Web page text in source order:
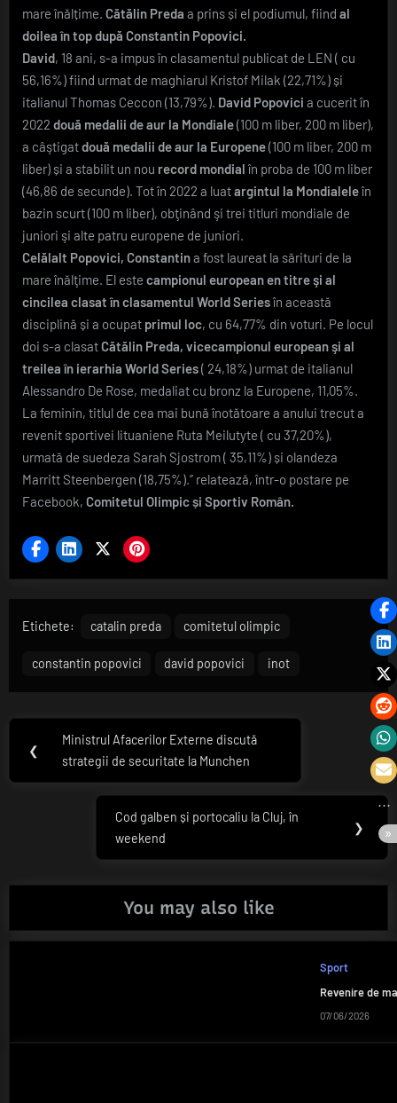
mare înălțime. Cătălin Preda a prins și el podiumul, fiind al
doilea în top după Constantin Popovici.
David, 18 ani, s-a impus în clasamentul publicat de LEN ( cu
56,16%) fiind urmat de maghiarul Kristof Milak (22,71%) și
italianul Thomas Ceccon (13,79%). David Popovici a cucerit în
2022 două medalii de aur la Mondiale(100 m liber, 200 m liber),
a câştigatdouă medalii de aur la Europene(100 m liber, 200 m
liber) și a stabilit un nou record mondial în proba de 100 m liber
(46,86 de secunde). Tot în 2022 a luatargintul la Mondialeleîn
bazin scurt (100 m liber), obţinând şi trei titluri mondiale de
juniori şi alte patru europene de juniori.
Celălalt Popovici, Constantina fost laureat la sărituri de la
mare înălţime. El este campionul european en titre şi al
cincilea clasat în clasamentul World Seriesîn această
disciplină și a ocupat primul loc, cu 64,77% din voturi. Pe locul
doi s-a clasatCătălin Preda, vicecampionul european şi al
treilea în ierarhia World Series( 24,18%) urmat de italianul
Alessandro De Rose, medaliat cu bronz la Europene, 11,05%.
La feminin, titlul de cea mai bună înotătoare a anului trecut a
revenit sportivei lituaniene Ruta Meilutyte ( cu 37,20%),
urmată de suedeza Sarah Sjostrom ( 35,11%) și olandeza
Marritt Steenbergen (18,75%).” relatează, într-o postare pe
Facebook, Comitetul Olimpic și Sportiv Român.
Etichete: catalin preda comitetul olimpic
constantin popovici david popovici inot
Navigare
articole
❮
Previous
Post:
Ministrul Afacerilor Externe discută
strategii de securitate la Munchen
Next
Post:
Cod galben și portocaliu la Cluj, în
weekend
❯
You may also like
Sport
Revenire de
07/06/2026